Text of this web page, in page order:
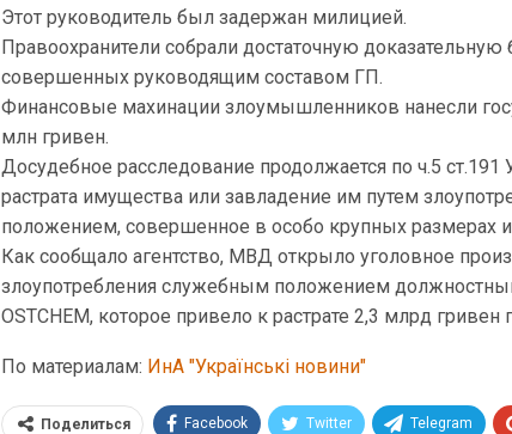
Этот руководитель был задержан милицией.
Правоохранители собрали достаточную доказательную
совершенных руководящим составом ГП.
Финансовые махинации злоумышленников нанесли
млн гривен.
Досудебное расследование продолжается по ч.5 ст.191
растрата имущества или завладение им путем
положением, совершенное в особо крупных размерах
Как сообщало агентство, МВД открыло уголовное
злоупотребления служебным положением
OSTCHEM, которое привело к растрате 2,3 млрд гривен
По материалам: ИнА "Українські новини"
Поделиться Facebook Twitter Telegram